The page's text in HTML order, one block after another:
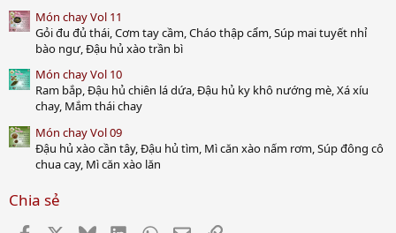
Món chay Vol 11
Gỏi đu đủ thái, Cơm tay cầm, Cháo thập cẩm, Súp mai tuyết nhỉ
bào ngư, Đậu hủ xào trần bì
Món chay Vol 10
Ram bắp, Đậu hủ chiên lá dứa, Đậu hủ ky khô nướng mè, Xá xíu
chay, Mắm thái chay
Món chay Vol 09
Đậu hủ xào cần tây, Đậu hủ tìm, Mì căn xào nấm rơm, Súp đông cô
chua cay, Mì căn xào lăn
Chia sẻ